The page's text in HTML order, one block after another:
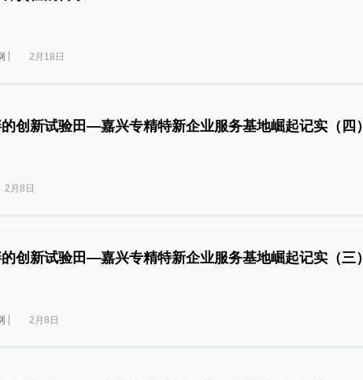
2月18日
创新试验田—嘉兴专精特新企业服务基地崛起记实（四）
2月8日
创新试验田—嘉兴专精特新企业服务基地崛起记实（三）
2月8日